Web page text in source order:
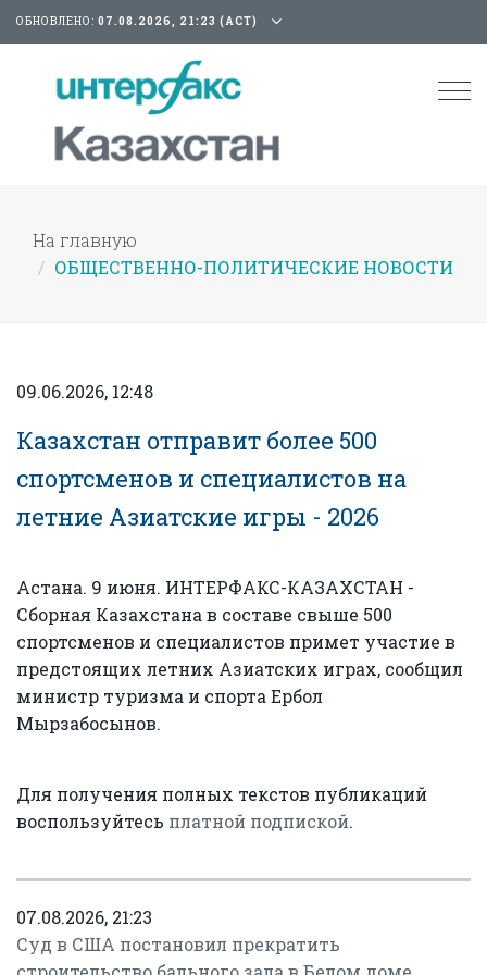
ОБНОВЛЕНО: 07.08.2026, 21:23 (АСТ)
На главную
ОБЩЕСТВЕННО-ПОЛИТИЧЕСКИЕ НОВОСТИ
09.06.2026, 12:48
Казахстан отправит более 500
спортсменов и специалистов на
летние Азиатские игры - 2026
Астана. 9 июня. ИНТЕРФАКС-КАЗАХСТАН -
Сборная Казахстана в составе свыше 500
спортсменов и специалистов примет участие в
предстоящих летних Азиатских играх, сообщил
министр туризма и спорта Ербол
Мырзабосынов.
Для получения полных текстов публикаций
воспользуйтесь платной подпиской.
07.08.2026, 21:23
Суд в США постановил прекратить